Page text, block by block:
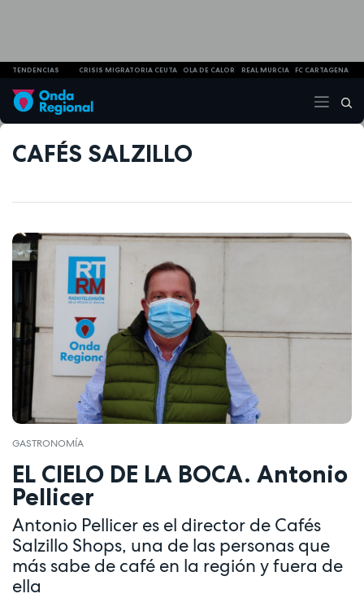
TENDENCIAS CRISIS MIGRATORIA CEUTA OLA DE CALOR REAL MURCIA FC CARTAGENA
CAFÉS SALZILLO
GASTRONOMÍA
EL CIELO DE LA BOCA. Antonio
Pellicer
Antonio Pellicer es el director de Cafés
Salzillo Shops, una de las personas que
más sabe de café en la región y fuera de
ella